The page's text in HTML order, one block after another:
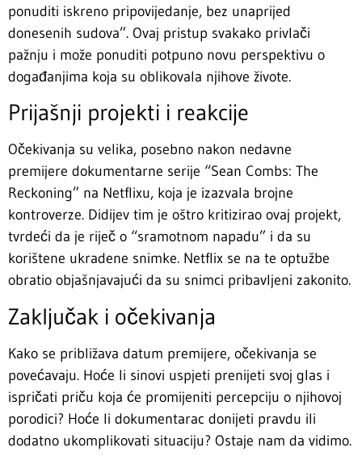
ponuditi iskreno pripovijedanje, bez unaprijed
donesenih sudova”. Ovaj pristup svakako privlači
pažnju i može ponuditi potpuno novu perspektivu o
događanjima koja su oblikovala njihove živote.
Prijašnji projekti i reakcije
Očekivanja su velika, posebno nakon nedavne
premijere dokumentarne serije “Sean Combs: The
Reckoning” na Netflixu, koja je izazvala brojne
kontroverze. Didijev tim je oštro kritizirao ovaj projekt,
tvrdeći da je riječ o “sramotnom napadu” i da su
korištene ukradene snimke. Netflix se na te optužbe
obratio objašnjavajući da su snimci pribavljeni zakonito.
Zaključak i očekivanja
Kako se približava datum premijere, očekivanja se
povećavaju. Hoće li sinovi uspjeti prenijeti svoj glas i
ispričati priču koja će promijeniti percepciju o njihovoj
porodici? Hoće li dokumentarac donijeti pravdu ili
dodatno ukomplikovati situaciju? Ostaje nam da vidimo.